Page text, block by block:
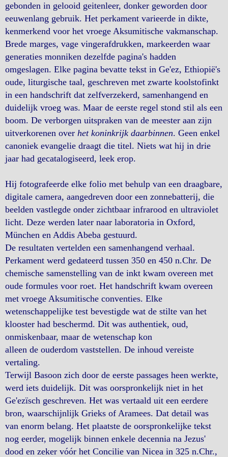
gebonden in gelooid geitenleer, donker geworden door
eeuwenlang gebruik. Het perkament varieerde in dikte,
kenmerkend voor het vroege Aksumitische vakmanschap.
Brede marges, vage vingerafdrukken, markeerden waar
generaties monniken dezelfde pagina's hadden
omgeslagen. Elke pagina bevatte tekst in Ge'ez, Ethiopië's
oude, liturgische taal, geschreven met zwarte koolstofinkt
in een handschrift dat zelfverzekerd, samenhangend en
duidelijk vroeg was. Maar de eerste regel stond stil als een
boom. De verborgen uitspraken van de meester aan zijn
uitverkorenen over het koninkrijk daarbinnen. Geen enkel
canoniek evangelie draagt ​​die titel. Niets wat hij in drie
jaar had gecatalogiseerd, leek erop.
Hij fotografeerde elke folio met behulp van een draagbare,
digitale camera, aangedreven door een zonnebatterij, die
beelden vastlegde onder zichtbaar infrarood en ultraviolet
licht. Deze werden later naar laboratoria in Oxford,
München en Addis Abeba gestuurd.
De resultaten vertelden een samenhangend verhaal.
Perkament werd gedateerd tussen 350 en 450 n.Chr. De
chemische samenstelling van de inkt kwam overeen met
oude formules voor roet. Het handschrift kwam overeen
met vroege Aksumitische conventies. Elke
wetenschappelijke test bevestigde wat de stilte van het
klooster had beschermd. Dit was authentiek, oud,
onmiskenbaar, maar de wetenschap kon
alleen de ouderdom vaststellen. De inhoud vereiste
vertaling.
Terwijl Basoon zich door de eerste passages heen werkte,
werd iets duidelijk. Dit was oorspronkelijk niet in het
Ge'ezïsch geschreven. Het was vertaald uit een eerdere
bron, waarschijnlijk Grieks of Aramees. Dat detail was
van enorm belang. Het plaatste de oorspronkelijke tekst
nog eerder, mogelijk binnen enkele decennia na Jezus'
dood en zeker vóór het Concilie van Nicea in 325 n.Chr.,